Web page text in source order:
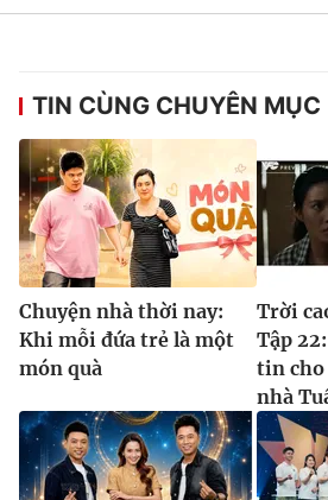
TIN CÙNG CHUYÊN MỤC
Chuyện nhà thời nay:
Khi mỗi đứa trẻ là một
món quà
Trời
Tập
tin cho
nhà